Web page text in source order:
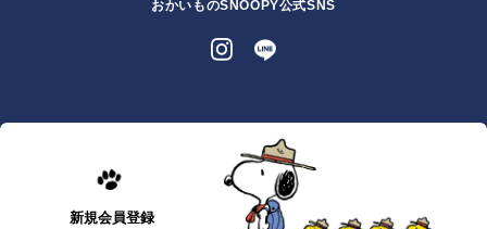
おかいものSNOOPY公式SNS
新規会員登録